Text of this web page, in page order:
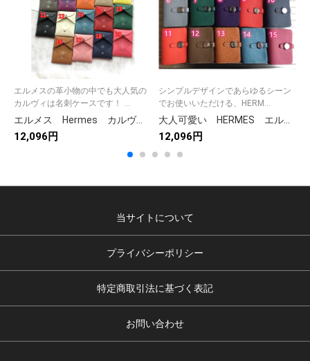
エルメスの革小物の中でも大人気の
カルヴィは名刺ケースです！ ...
エルメス Hermes カルヴィ カードケース ミニ財布 カードケース 名刺入れ 本革 レディース メンズ 無地 19色
12,096円
シンプルデザインであらゆるシーン
でお使いいただける、HERM...
大人可愛い HERMES エルメス Dogon Card Holder ドゴンカードホルダー カードケース●名刺入れ ドゴン シルバー金具 レディース メンズ 15色
12,096円
当サイトについて
プライバシーポリシー
特定商取引法に基づく表記
お問い合わせ